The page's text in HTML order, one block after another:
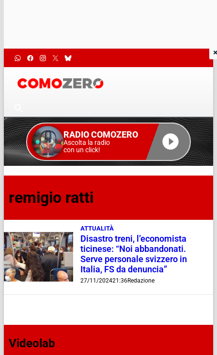
RADIO COMOZERO
Ascolta la radio
con un click!
remigio ratti
ATTUALITÀ
Disastro treni, l’economista
ticinese: “Noi abbandonati.
Serve personale svizzero in
Italia, FS da denuncia”
27/11/202421:36Redazione
Videolab